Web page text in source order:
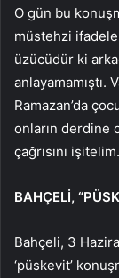
O gün bu
müstehzi
üzücüdür ki
anlayamamıştı.
Ramazan’da
onların derdine
çağrısını
BAHÇELİ,
Bahçeli, 3
‘püskevit’